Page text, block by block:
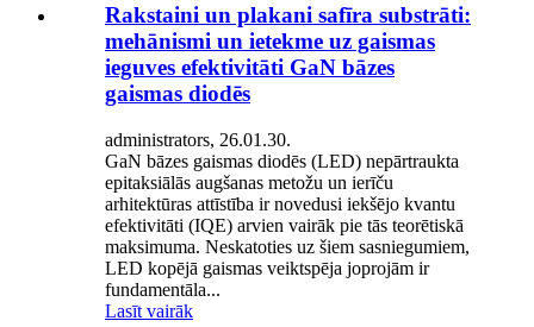
Rakstaini un plakani safīra substrāti:
mehānismi un ietekme uz gaismas
ieguves efektivitāti GaN bāzes
gaismas diodēs
administrators, 26.01.30.
GaN bāzes gaismas diodēs (LED) nepārtraukta
epitaksiālās augšanas metožu un ierīču
arhitektūras attīstība ir novedusi iekšējo kvantu
efektivitāti (IQE) arvien vairāk pie tās teorētiskā
maksimuma. Neskatoties uz šiem sasniegumiem,
LED kopējā gaismas veiktspēja joprojām ir
fundamentāla...
Lasīt vairāk